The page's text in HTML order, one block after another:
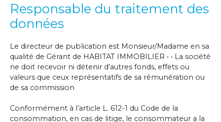
Responsable du traitement des
données
Le directeur de publication est Monsieur/Madame en sa
qualité de Gérant de HABITAT IMMOBILIER • • La société
ne doit recevoir ni détenir d'autres fonds, effets ou
valeurs que ceux représentatifs de sa rémunération ou
de sa commission
Conformément à l’article L. 612-1 du Code de la
consommation, en cas de litige, le consommateur a la